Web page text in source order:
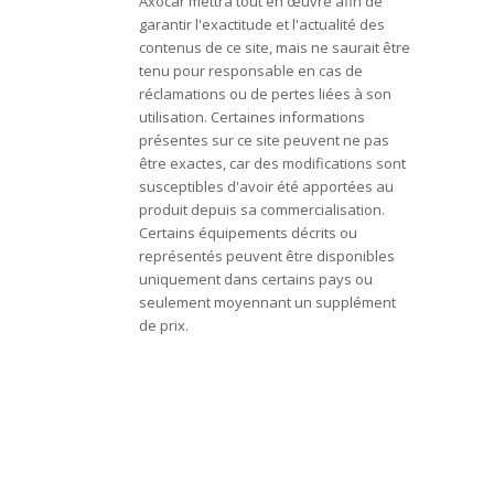
garantir l'exactitude et l'actualité des
contenus de ce site, mais ne saurait être
tenu pour responsable en cas de
réclamations ou de pertes liées à son
utilisation. Certaines informations
présentes sur ce site peuvent ne pas
être exactes, car des modifications sont
susceptibles d'avoir été apportées au
produit depuis sa commercialisation.
Certains équipements décrits ou
représentés peuvent être disponibles
uniquement dans certains pays ou
seulement moyennant un supplément
de prix.